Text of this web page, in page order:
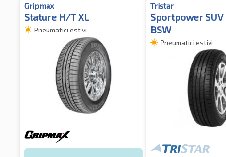
Gripmax
Stature H/T XL
Pneumatici estivi
Tristar
Sportpower SUV
BSW
Pneumatici estivi